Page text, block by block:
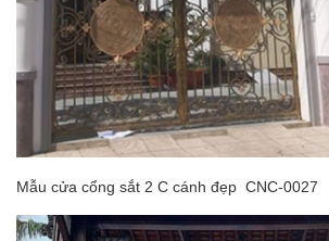
Mẫu cửa cổng sắt 2 C cánh đẹp CNC-0027